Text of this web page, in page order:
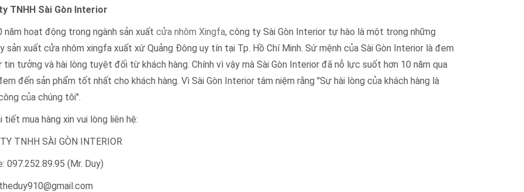
TNHH Sài Gòn Interior
năm hoạt động trong ngành sản xuất cửa nhôm Xingfa, công ty Sài Gòn Interior tự hào là một trong những
sản xuất cửa nhôm xingfa xuất xứ Quảng Đông uy tín tại Tp. Hồ Chí Minh. Sứ mệnh của Sài Gòn Interior là đem
tin tưởng và hài lòng tuyệt đối từ khách hàng. Chính vì vậy mà Sài Gòn Interior đã nỗ lực suốt hơn 10 năm qua
đến sản phẩm tốt nhất cho khách hàng. Vì Sài Gòn Interior tâm niệm rằng "Sự hài lòng của khách hàng là
của chúng tôi".
tiết mua hàng xin vui lòng liên hệ:
TNHH SÀI GÒN INTERIOR
097.252.89.95 (Mr. Duy)